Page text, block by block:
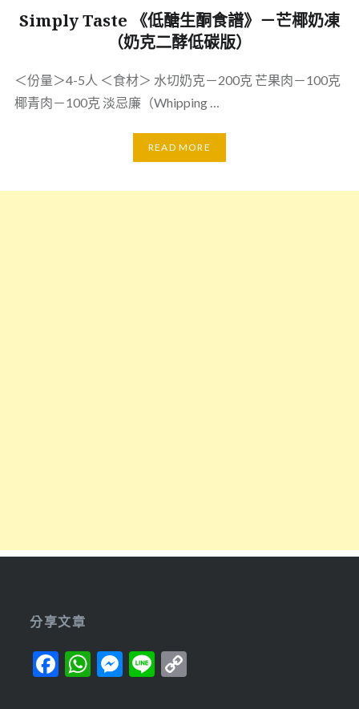
Simply Taste 《低醣生酮食譜》－芒椰奶凍
（奶克二酵低碳版）
＜份量＞4-5人 ＜食材＞ 水切奶克－200克 芒果肉－100克
椰青肉－100克 淡忌廉（Whipping …
READ MORE
分享文章
Facebook
WhatsApp
Messenger
Line